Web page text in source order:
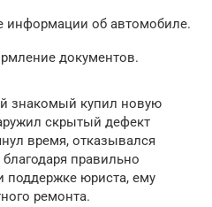
информации об автомобиле.
документов.
знакомый купил новую
скрытый дефект
время, отказывался
правильно
поддержке юриста, ему
ремонта.